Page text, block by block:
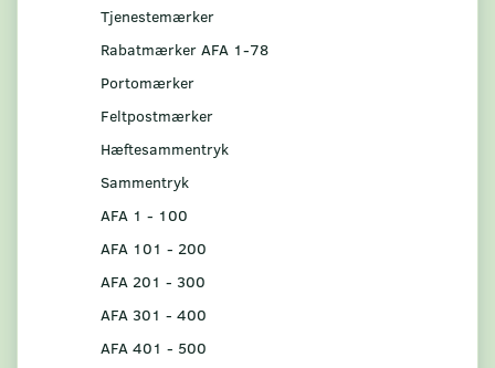
Tjenestemærker
Rabatmærker AFA 1-78
Portomærker
Feltpostmærker
Hæftesammentryk
Sammentryk
AFA 1 - 100
AFA 101 - 200
AFA 201 - 300
AFA 301 - 400
AFA 401 - 500